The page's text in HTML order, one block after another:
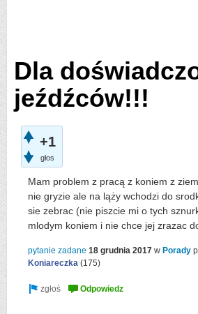
Dla
jeźdźców!!!
+1
głos
Mam problem z pracą z koniem z
nie gryzie ale na ląży wchodzi do
sie zebrac (nie piszcie mi o tych
mlodym koniem i nie chce jej zrazac
pytanie zadane 18 grudnia 2017 w Porady
Koniareczka (175)